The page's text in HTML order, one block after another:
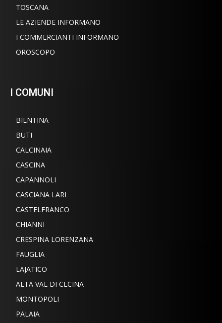
TOSCANA
LE AZIENDE INFORMANO
I COMMERCIANTI INFORMANO
OROSCOPO
I COMUNI
BIENTINA
BUTI
CALCINAIA
CASCINA
CAPANNOLI
CASCIANA LARI
CASTELFRANCO
CHIANNI
CRESPINA LORENZANA
FAUGLIA
LAJATICO
ALTA VAL DI CECINA
MONTOPOLI
PALAIA